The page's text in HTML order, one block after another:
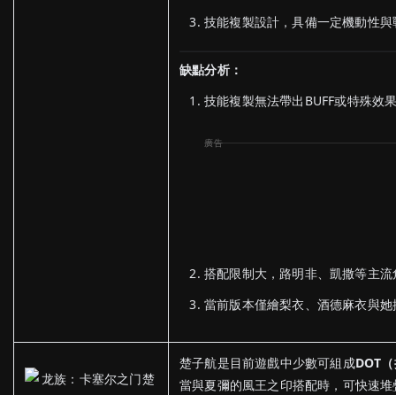
技能複製設計，具備一定機動性
缺點分析：
技能複製無法帶出BUFF或特殊效
搭配限制大，路明非、凱撒等主
當前版本僅繪梨衣、酒德麻衣與
楚子航是目前遊戲中少數可組成DOT
當與夏彌的風王之印搭配時，可快速